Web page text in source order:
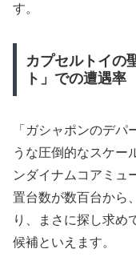
す。
カプセルトイの
ト」での遭遇率
「ガシャポンのデ
うな圧倒的なスケー
ンダイナムコアミュ
置台数が数百台から
り、まさに探し求め
候補といえます。